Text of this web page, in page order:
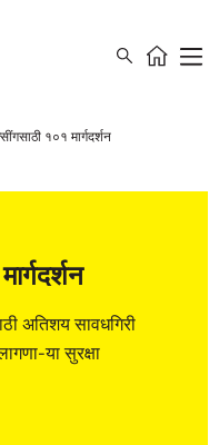
१०१ मार्गदर्शन
अतिशय सावधगिरी
या सुरक्षा